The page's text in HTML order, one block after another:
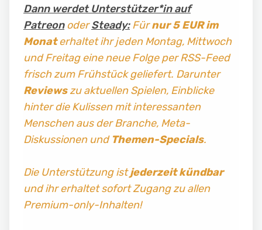
Dann werdet Unterstützer*in auf
PatreonoderSteady:Fürnur 5 EUR im
Monaterhaltet ihr jeden Montag, Mittwoch
und Freitag eine neue Folge per RSS-Feed
frisch zum Frühstück geliefert. Darunter
Reviewszu aktuellen Spielen, Einblicke
hinter die Kulissen mit interessanten
Menschen aus der Branche, Meta-
Diskussionen und Themen-Specials.
Die Unterstützung istjederzeit kündbar
und ihr erhaltet sofort Zugang zu allen
Premium-only-Inhalten!